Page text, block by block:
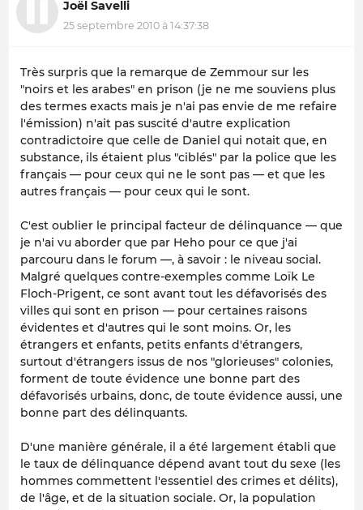
Joël Savelli
25 septembre 2010 à 14:37:38
Très surpris que la remarque de Zemmour sur les
"noirs et les arabes" en prison (je ne me souviens plus
des termes exacts mais je n'ai pas envie de me refaire
l'émission) n'ait pas suscité d'autre explication
contradictoire que celle de Daniel qui notait que, en
substance, ils étaient plus "ciblés" par la police que les
français — pour ceux qui ne le sont pas — et que les
autres français — pour ceux qui le sont.
C'est oublier le principal facteur de délinquance — que
je n'ai vu aborder que par Heho pour ce que j'ai
parcouru dans le forum —, à savoir : le niveau social.
Malgré quelques contre-exemples comme Loïk Le
Floch-Prigent, ce sont avant tout les défavorisés des
villes qui sont en prison — pour certaines raisons
évidentes et d'autres qui le sont moins. Or, les
étrangers et enfants, petits enfants d'étrangers,
surtout d'étrangers issus de nos "glorieuses" colonies,
forment de toute évidence une bonne part des
défavorisés urbains, donc, de toute évidence aussi, une
bonne part des délinquants.
D'une manière générale, il a été largement établi que
le taux de délinquance dépend avant tout du sexe (les
hommes commettent l'essentiel des crimes et délits),
de l'âge, et de la situation sociale. Or, la population